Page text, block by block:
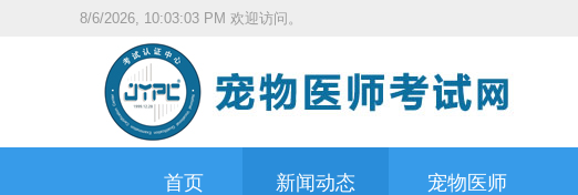
8/6/2026, 10:03:04 PM 欢迎访问。
首页 新闻动态 宠物医师